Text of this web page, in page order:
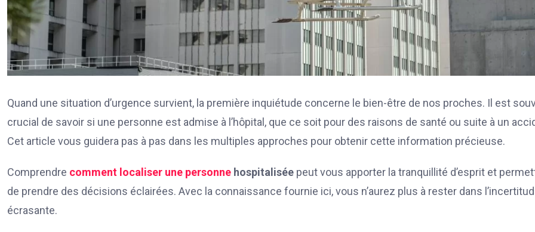
Quand une situation d’urgence survient, la première inquiétude concerne le bien-être de nos proches. Il est
crucial de savoir si une personne est admise à l’hôpital, que ce soit pour des raisons de santé ou suite à un
Cet article vous guidera pas à pas dans les multiples approches pour obtenir cette information précieuse.
Comprendre comment localiser une personne hospitalisée peut vous apporter la tranquillité d’esprit et
de prendre des décisions éclairées. Avec la connaissance fournie ici, vous n’aurez plus à rester dans
écrasante.